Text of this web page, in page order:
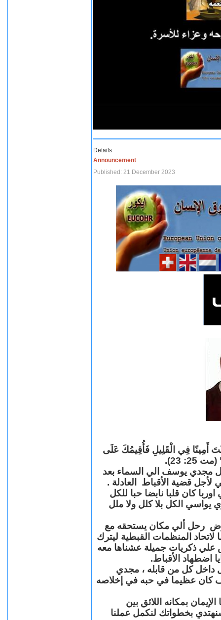
Details
Announcement
Published: 21 December 2023
أَمِينًا فِي الْقَلِيلِ فَأُقِيمُكَ عَلَى
23).
مجدي يوسف الي السماء بعد
قضية الأقباط العادلة .
كان قلبا نابضا حبا للكل
يواسي الكل بلا كلل ولا ملل
رحل ألي مكان يستحقه مع
المنظمات القبطية ليترك
علي ذكريات جميلة عشناها معه
اضطهاد الأقباط.
داخل كل من قابله ، مجدي
عظيما في حبه في إخلاصه
بمكانه اللائق بين
بخطواتك لنكمل عملنا